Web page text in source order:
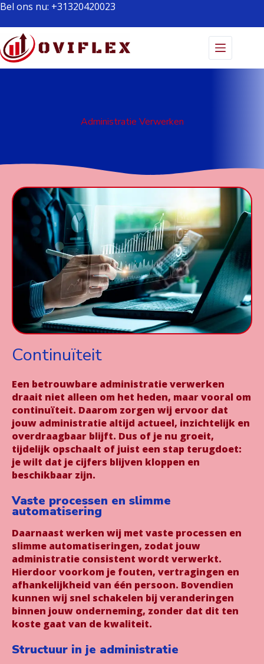
Bel ons nu: +31320420023
Administratie Verwerken
Continuïteit
Een betrouwbare administratie verwerken
draait niet alleen om het heden, maar vooral om
continuïteit. Daarom zorgen wij ervoor dat
jouw administratie altijd actueel, inzichtelijk en
overdraagbaar blijft. Dus of je nu groeit,
tijdelijk opschaalt of juist een stap terugdoet:
je wilt dat je cijfers blijven kloppen en
beschikbaar zijn.
Vaste processen en slimme
automatisering
Daarnaast werken wij met vaste processen en
slimme automatiseringen, zodat jouw
administratie consistent wordt verwerkt.
Hierdoor voorkom je fouten, vertragingen en
afhankelijkheid van één persoon. Bovendien
kunnen wij snel schakelen bij veranderingen
binnen jouw onderneming, zonder dat dit ten
koste gaat van de kwaliteit.
Structuur in je administratie